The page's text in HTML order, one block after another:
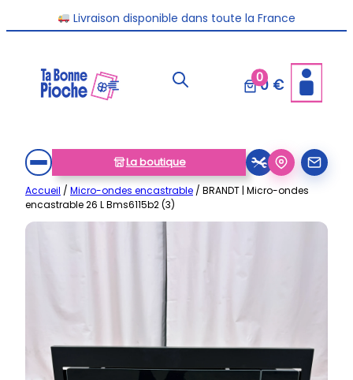
au
Livraison disponible dans toute la France
00 €
La boutique
Accueil / Micro-ondes encastrable / BRANDT | Micro-ondes
encastrable 26 L Bms6115b2 (3)